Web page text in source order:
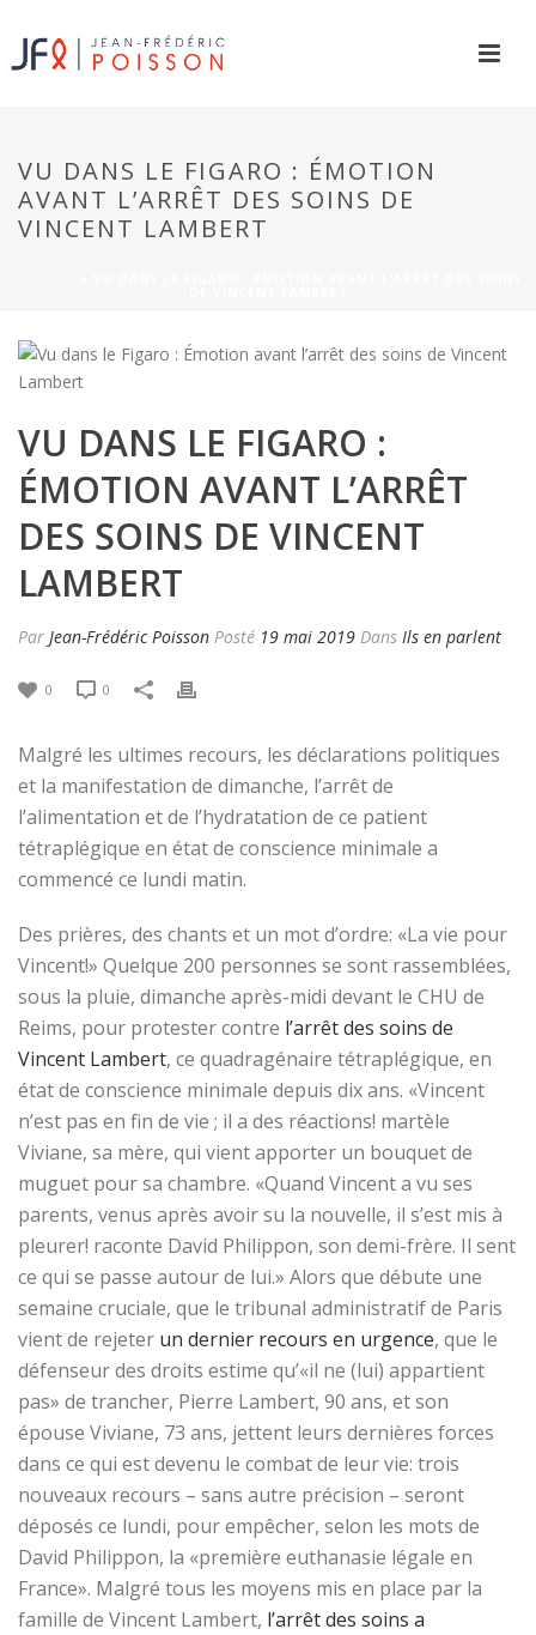
VU DANS LE FIGARO : ÉMOTION
AVANT L’ARRÊT DES SOINS DE
VINCENT LAMBERT
VU DANS LE FIGARO :
ÉMOTION AVANT L’ARRÊT
DES SOINS DE VINCENT
LAMBERT
Par Jean-Frédéric Poisson Posté 19 mai 2019 Dans Ils en parlent
0 0
Malgré les ultimes recours, les déclarations politiques
et la manifestation de dimanche, l’arrêt de
l’alimentation et de l’hydratation de ce patient
tétraplégique en état de conscience minimale a
commencé ce lundi matin.
Des prières, des chants et un mot d’ordre: «La vie pour
Vincent!» Quelque 200 personnes se sont rassemblées,
sous la pluie, dimanche après-midi devant le CHU de
Reims, pour protester contre l’arrêt des soins de
Vincent Lambert, ce quadragénaire tétraplégique, en
état de conscience minimale depuis dix ans. «Vincent
n’est pas en fin de vie ; il a des réactions! martèle
Viviane, sa mère, qui vient apporter un bouquet de
muguet pour sa chambre. «Quand Vincent a vu ses
parents, venus après avoir su la nouvelle, il s’est mis à
pleurer! raconte David Philippon, son demi-frère. Il sent
ce qui se passe autour de lui.» Alors que débute une
semaine cruciale, que le tribunal administratif de Paris
vient de rejeter un dernier recours en urgence, que le
défenseur des droits estime qu’«il ne (lui) appartient
pas» de trancher, Pierre Lambert, 90 ans, et son
épouse Viviane, 73 ans, jettent leurs dernières forces
dans ce qui est devenu le combat de leur vie: trois
nouveaux recours – sans autre précision – seront
déposés ce lundi, pour empêcher, selon les mots de
David Philippon, la «première euthanasie légale en
France». Malgré tous les moyens mis en place par la
famille de Vincent Lambert, l’arrêt des soins a